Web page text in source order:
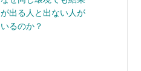
が出る人と出ない人が
いるのか？